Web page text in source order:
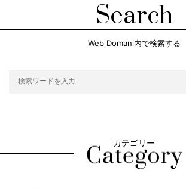
Search
Web Domani内で検索する
カテゴリー